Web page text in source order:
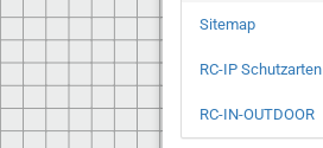
Sitemap
RC-IP Schutzarten
RC-IN-OUTDOOR